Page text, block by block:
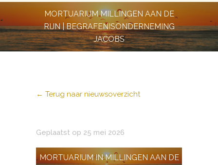
MORTUARIUM MILLINGEN AAN DE
RIJN | BEGRAFENISONDERNEMING
JACOBS
← Terug naar nieuwsoverzicht
Geplaatst op 25 mei 2026
MORTUARIUM IN MILLINGEN AAN DE